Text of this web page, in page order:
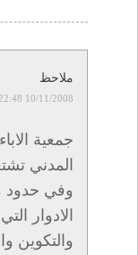
ملاحظ
10/11/2008 AT 22:48
جمعية
المدني
وفي حدود
الادوار
والتكوين